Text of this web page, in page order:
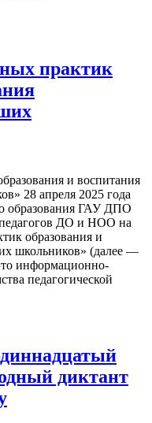
практик
и воспитания
28 апреля 2025 года
образования ГАУ ДПО
ДО и НОО на
образования и
школьников» (далее —
информационно-
педагогической
диктант